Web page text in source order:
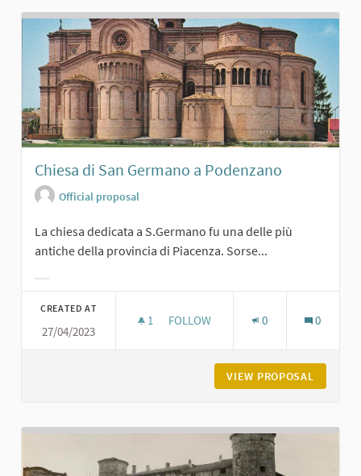
Chiesa di San Germano a Podenzano
Official proposal
La chiesa dedicata a S.Germano fu una delle più
antiche della provincia di Piacenza. Sorse...
CREATED AT
27/04/2023
1 1 FOLLOWER
FOLLOW 0 0
VIEW PROPOSAL